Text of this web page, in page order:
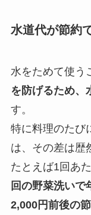
水道代が節約
水をためて使う
を防げるため、
す。
特に料理のたび
は、その差は歴
たとえば1回あ
回の野菜洗いで
2,000円前後の